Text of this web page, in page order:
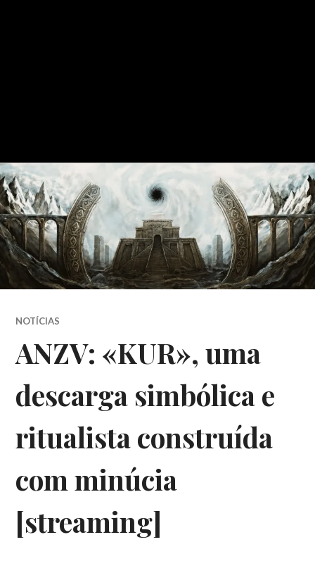
NOTÍCIAS
ANZV: «KUR», uma
descarga simbólica e
ritualista construída
com minúcia
[streaming]